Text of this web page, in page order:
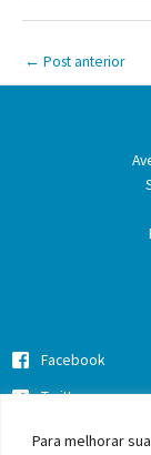
Para melhorar
← Post anterior
Facebook
Twitter
Instagram